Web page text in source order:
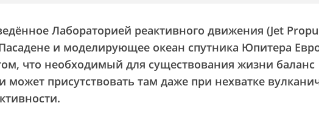
Лабораторией реактивного движения (Jet
и моделирующее океан спутника Юпитера
что необходимый для существования жизни баланс
может присутствовать там даже при нехватке